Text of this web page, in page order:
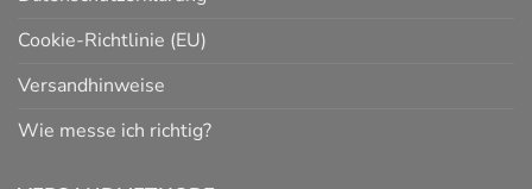
Cookie-Richtlinie (EU)
Versandhinweise
Wie messe ich richtig?